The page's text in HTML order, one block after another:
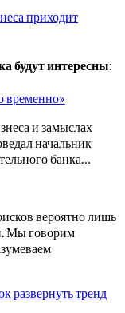
приходит
будут интересны:
временно»
и замыслах
начальник
банка…
вероятно лишь
Мы говорим
развернуть тренд